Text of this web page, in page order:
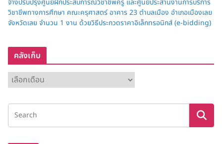
วิชาชีพทางการศึกษา คณะครุศาสตร์ อาคาร 23 ตำบลเมือง อำเภอเมืองเลย
จังหวัดเลย จำนวน 1 งาน ด้วยวิธีประกวดราคาอิเล็กทรอนิกส์ (e-bidding)
คลังเก็บ
ลั
ง
ก็